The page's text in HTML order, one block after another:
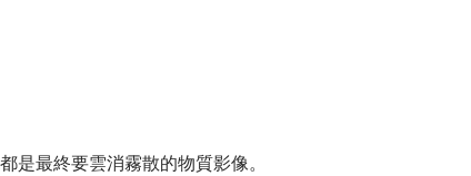
是最終要雲消霧散的物質影像。